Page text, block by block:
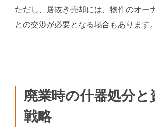
ただし、居抜き売却には、物件のオー
との交渉が必要となる場合もあります。
廃業時の什器処分と
戦略